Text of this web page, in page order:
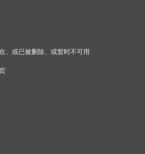
、或已被删除、或暂时不可用